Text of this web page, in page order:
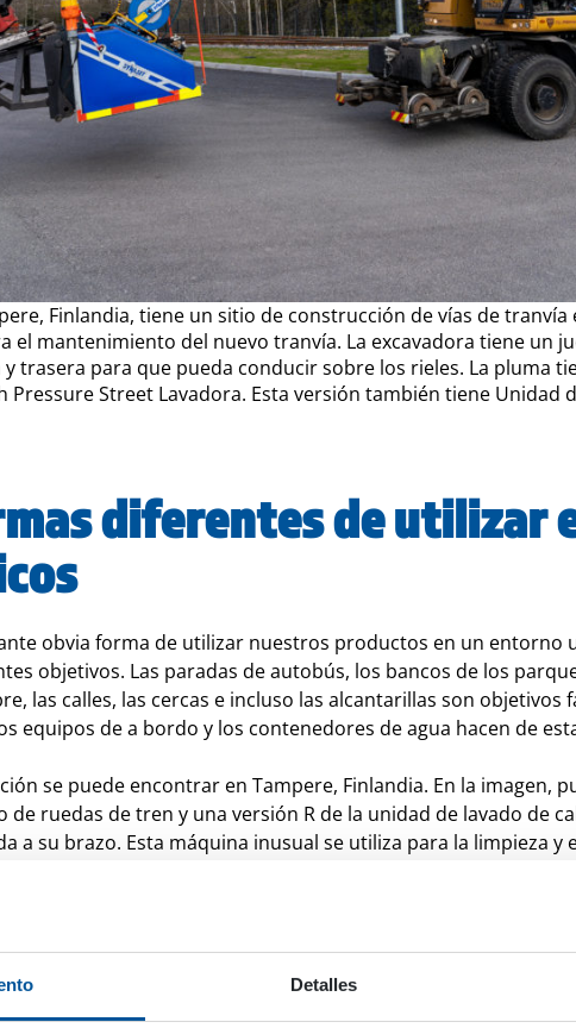
Detalles
Finlandia, tiene un sitio de construcción de vías de tranvía
el mantenimiento del nuevo tranvía. La excavadora tiene un
trasera para que pueda conducir sobre los rieles. La pluma
Pressure Street Lavadora. Esta versión también tiene Unidad
diferentes de utilizar
obvia forma de utilizar nuestros productos en un entorno
objetivos. Las paradas de autobús, los bancos de los
las calles, las cercas e incluso las alcantarillas son objetivos
equipos de a bordo y los contenedores de agua hacen de
se puede encontrar en Tampere, Finlandia. En la imagen,
de ruedas de tren y una versión R de la unidad de lavado de
a su brazo. Esta máquina inusual se utiliza para la limpieza
agua DYNASET WHU. Se instala en el mismo marco que el
es una solución perfecta para limpiar ranuras estrechas de
de tranvía requieren lubricación que los hace como
aceitosa requiere agua caliente si quiere eliminarla.
usar la misma combinación de KPL y WHU con un agente